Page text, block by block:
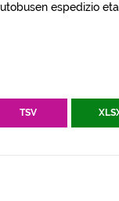
espedizio
TSV